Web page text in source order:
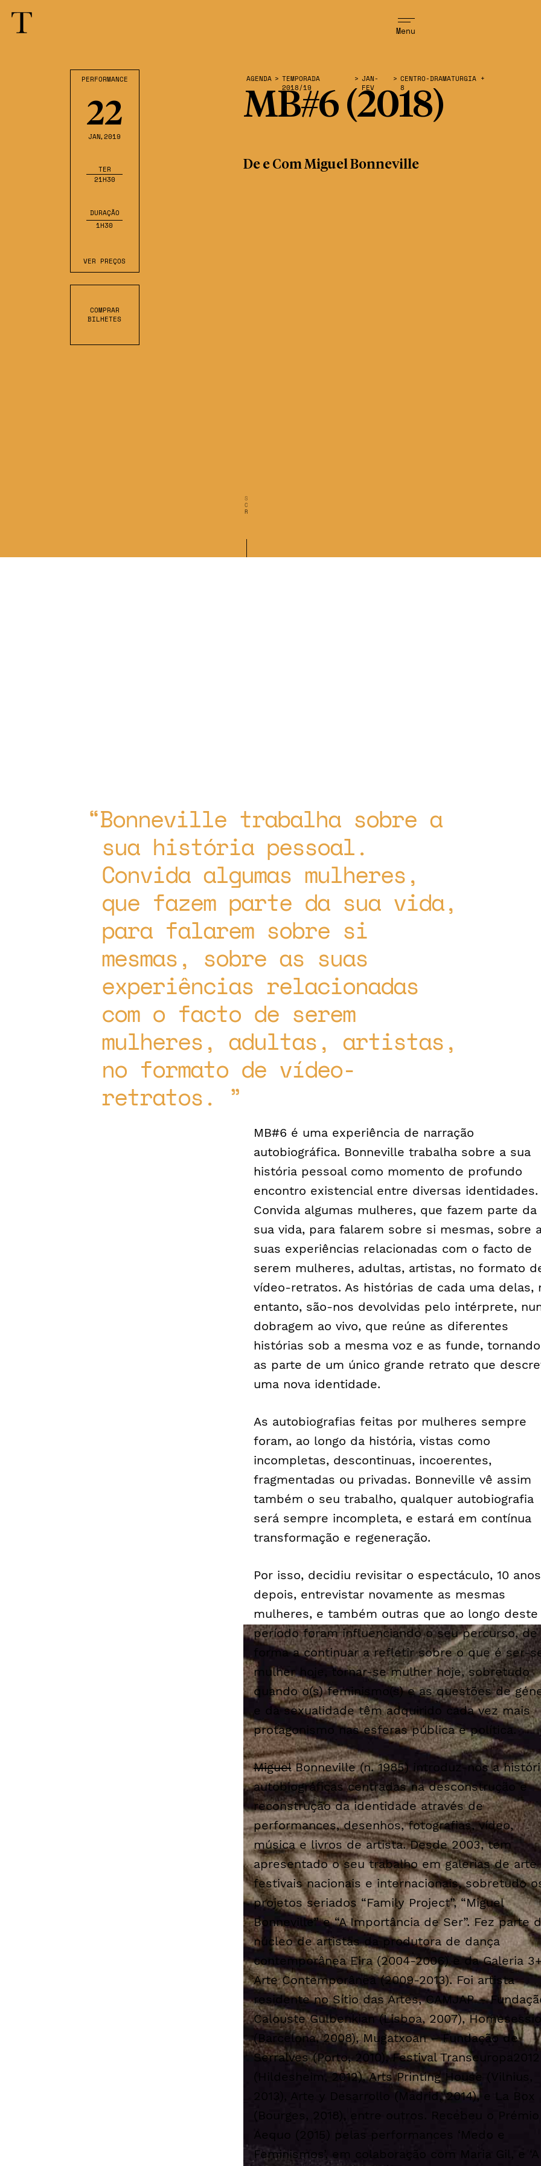
Menu
MB#6 (2018)
R
PERFORMANCE
22
JAN,2019
TER
21H30
DURAÇÃO
1H30
VER PREÇOS
COMPRAR
BILHETES
AGENDA > TEMPORADA
2018/19
> JAN-
FEV
> CENTRO-DRAMATURGIA +
8
De e Com Miguel Bonneville
Bonneville trabalha sobre a
sua história pessoal.
Convida algumas mulheres,
que fazem parte da sua vida,
para falarem sobre si
mesmas, sobre as suas
experiências relacionadas
com o facto de serem
mulheres, adultas, artistas,
no formato de vídeo-
retratos.
MB#6 é uma experiência de narração
autobiográfica. Bonneville trabalha sobre a sua
história pessoal como momento de profundo
encontro existencial entre diversas identidades.
Convida algumas mulheres, que fazem parte da
sua vida, para falarem sobre si mesmas, sobre
suas experiências relacionadas com o facto de
serem mulheres, adultas, artistas, no formato
vídeo-retratos. As histórias de cada uma delas,
entanto, são-nos devolvidas pelo intérprete,
dobragem ao vivo, que reúne as diferentes
histórias sob a mesma voz e as funde,
as parte de um único grande retrato que
uma nova identidade.
As autobiografias feitas por mulheres sempre
foram, ao longo da história, vistas como
incompletas, descontinuas, incoerentes,
fragmentadas ou privadas. Bonneville vê assim
também o seu trabalho, qualquer autobiografia
será sempre incompleta, e estará em contínua
transformação e regeneração.
Por isso, decidiu revisitar o espectáculo, 10 anos
depois, entrevistar novamente as mesmas
mulheres, e também outras que ao longo deste
período foram influenciando o seu percurso, de
forma a continuar a refletir sobre o que é ser-
mulher hoje, tornar-se mulher hoje, sobretudo
quando o(s) feminismo(s) e as questões de
e da sexualidade têm adquirido cada vez mais
protagonismo nas esferas pública e política.
MiguelBonneville (n. 1985) introduz-nos a
autobiográficas centradas na desconstrução e
reconstrução da identidade através de
performances, desenhos, fotografias, vídeo,
música e livros de artista. Desde 2003, tem
apresentado o seu trabalho em galerias de arte
festivais nacionais e internacionais, sobretudo
projetos seriados “Family Project”, “Miguel
Bonneville” e “A Importância de Ser”. Fez parte
núcleo de artistas da produtora de dança
contemporânea Eira (2004-2006) e da Galeria
Arte Contemporânea (2009-2013). Foi artista
residente no Sítio das Artes, CAMJAP –
Calouste Gulbenkian (Lisboa, 2007),
(Barcelona, 2008), Mugatxoan – Fundação de
Serralves (Porto, 2010), Festival Transeuropa2012
(Hildesheim, 2012), Arts Printing House (Vilnius,
2013), Arte y Desarrollo (Madrid, 2014), e La Box
(Bourges, 2018), entre outros. Recebeu o
Aequo (2015) pelas performances ‘Medo e
Feminismos’, em colaboração com Maria Gil, e ‘A